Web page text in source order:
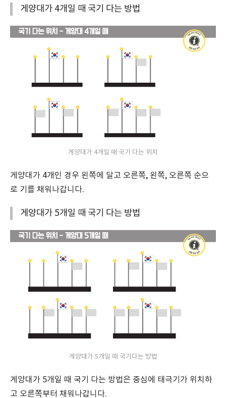
게양대가 4개일 때 국기 다는 방법
게양대가 4개일 때 국기 다는 위치
게양대가 4개인 경우 왼쪽에 달고 오른쪽, 왼쪽, 오른쪽 순으
로 기를 채워나갑니다.
게양대가 5개일 때 국기 다는 방법
게양대가 5개일 때 국기다는 방법
게양대가 5개일 때 국기 다는 방법은 중심에 태극기가 위치하
고 오른쪽부터 채워나갑니다.